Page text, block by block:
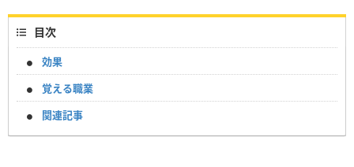
目次
効果
覚える職業
関連記事